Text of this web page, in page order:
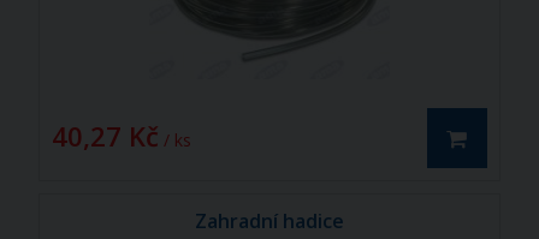
40,27 Kč / ks
Zahradní hadice